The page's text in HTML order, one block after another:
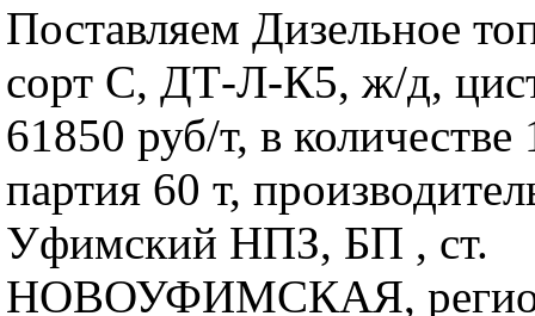
Поставляем Дизельное
сорт C, ДТ-Л-К5, ж/д,
61850 руб/т, в
партия 60 т,
Уфимский НПЗ, БП , ст.
НОВОУФИМСКАЯ,